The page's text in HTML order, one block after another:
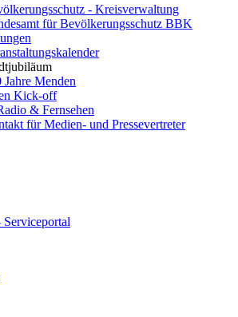
- Kreisverwaltung
für Bevölkerungsschutz BBK
Jahre Menden
Kick-off
& Fernsehen
für Medien- und Pressevertreter
Serviceportal